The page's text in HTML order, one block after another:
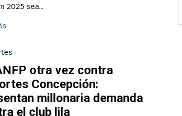
2025 sea...
otra vez contra
Concepción:
millonaria demanda
el club lila